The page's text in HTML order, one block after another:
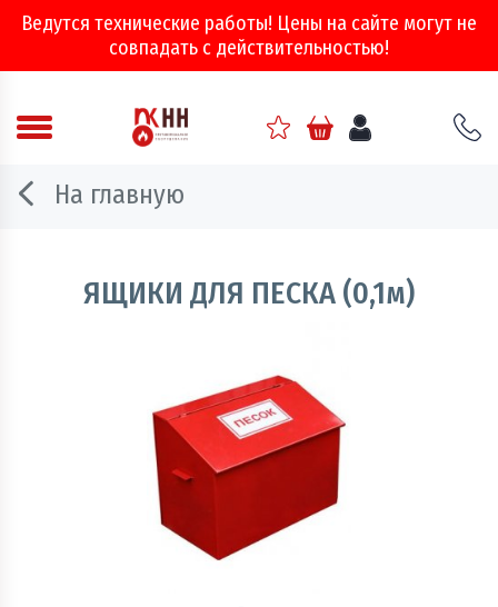
Ведутся технические работы! Цены на сайте могут не
совпадать с действительностью!
Аварийно - спасательное оборудование
Двери, ворота и люки противопожарные
Обеспечение эвакуации, знаки безопасности
Огнебиозащитные составы
Огнетушители
Пожарно - охранная сигнализация и системы
оповещения при пожаре
На главную
ЯЩИКИ ДЛЯ ПЕСКА (0,1м)